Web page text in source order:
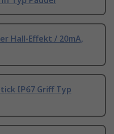
Hall-Effekt / 20mA,
IP67 Griff Typ